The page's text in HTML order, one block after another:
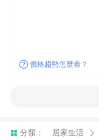
價格趨勢怎麼看？
分類： 居家生活